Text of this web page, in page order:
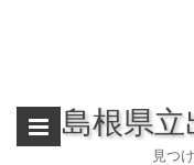
島根県
見つ